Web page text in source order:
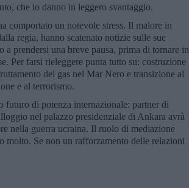
che lo danno in leggero svantaggio.
comportato un notevole stress. Il malore in
regia, hanno scatenato notizie sulle sue
prendersi una breve pausa, prima di tornare in
Per farsi rieleggere punta tutto su: costruzione
del gas nel Mar Nero e transizione al
e al terrorismo.
futuro di potenza internazionale: partner di
nel palazzo presidenziale di Ankara avrà
nella guerra ucraina. Il ruolo di mediazione
Se non un rafforzamento delle relazioni